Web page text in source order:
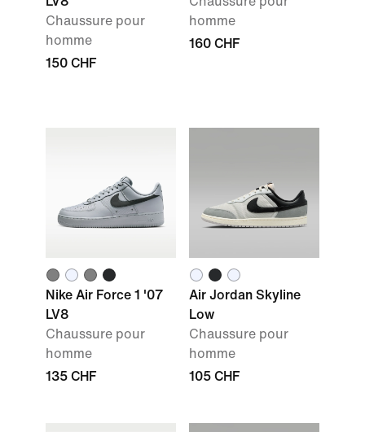
Chaussure pour
homme
150 CHF
homme
160 CHF
Nike Air Force 1 '07
LV8
Chaussure pour
homme
135 CHF
Air Jordan Skyline
Low
Chaussure pour
homme
105 CHF